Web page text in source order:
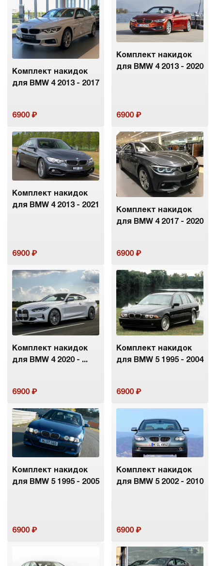
Комплект накидок
для BMW 4 2013 - 2017
6900
Комплект накидок
для BMW 4 2013 - 2020
6900
Комплект накидок
для BMW 4 2013 - 2021
6900
Комплект накидок
для BMW 4 2017 - 2020
6900
Комплект накидок
для BMW 4 2020 - ...
6900
Комплект накидок
для BMW 5 1995 - 2004
6900
Комплект накидок
для BMW 5 1995 - 2005
6900
Комплект накидок
для BMW 5 2002 - 2010
6900